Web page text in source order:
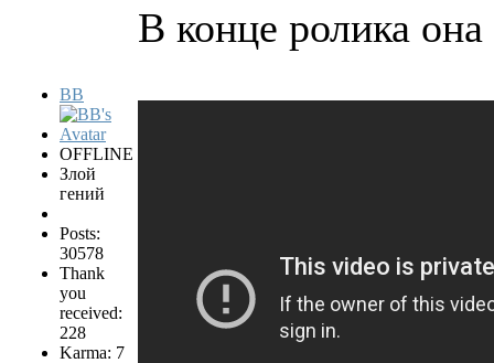
BB
OFFLINE
Злой
гений
Posts:
30578
Thank
you
received:
228
Karma: 7
В конце ролика